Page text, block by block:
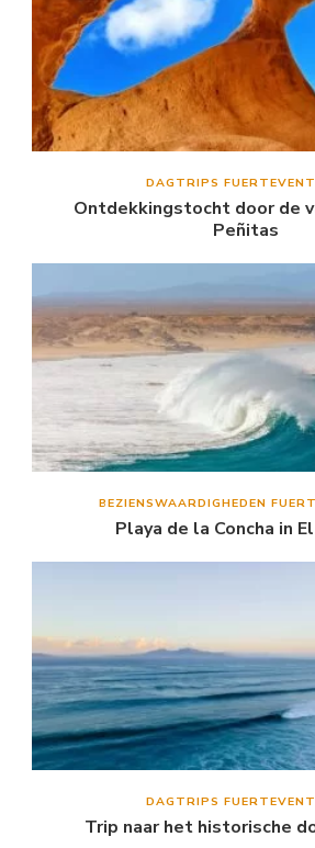
DAGTRIPS
Ontdekkingstocht door de
Peñitas
BEZIENSWAARDIGHEDEN
Playa de la Concha in
DAGTRIPS
Trip naar het historische